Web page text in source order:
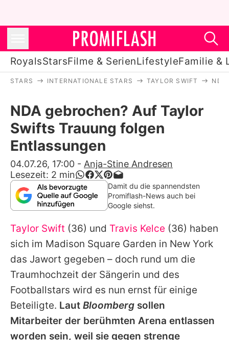
RoyalsStarsFilme & SerienLifestyleFamilie &
Stars
Filme & Serien
Lifestyle
Familie & Liebe
Promiflash Exklusiv
Alle Themen auf Promiflash
Jobs
App runterladen
Team
Redaktionelle Richtlinien
STARS INTERNATIONALE STARS TAYLOR SWIFT NDA
NDA gebrochen? Auf Taylor
Swifts Trauung folgen
Entlassungen
04.07.26, 17:00 - Anja-Stine Andresen
Lesezeit: 2 min
Damit du die spannendsten
Promiflash-News auch bei
Google siehst.
Taylor Swift (36) und Travis Kelce (36) haben
sich im Madison Square Garden in New York
das Jawort gegeben – doch rund um die
Traumhochzeit der Sängerin und des
Footballstars wird es nun ernst für einige
Beteiligte. Laut Bloomberg sollen
Mitarbeiter der berühmten Arena entlassen
worden sein, weil sie gegen strenge